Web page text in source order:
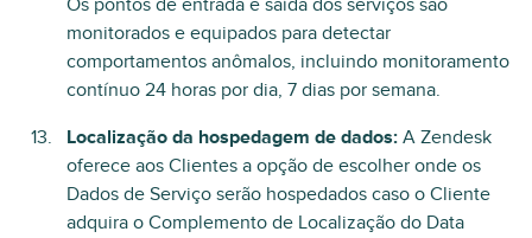
Os pontos de entrada e saída dos serviços são
monitorados e equipados para detectar
comportamentos anômalos, incluindo monitoramento
contínuo 24 horas por dia, 7 dias por semana.
Localização da hospedagem de dados: A Zendesk
oferece aos Clientes a opção de escolher onde os
Dados de Serviço serão hospedados caso o Cliente
adquira o Complemento de Localização do Data